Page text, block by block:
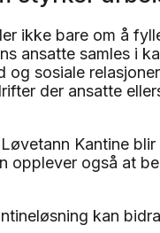
ikke bare om å
ansatte samles i
og sosiale
der ansatte
Kantine
opplever også at
kan